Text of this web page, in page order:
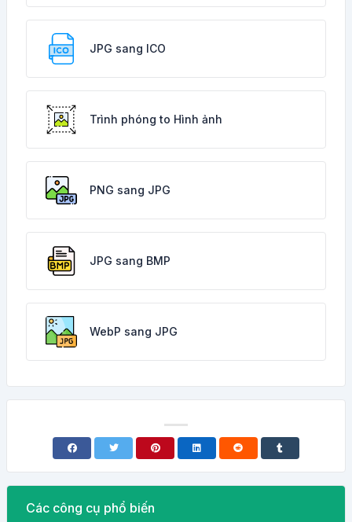
JPG sang ICO
Trình phóng to Hình ảnh
PNG sang JPG
JPG sang BMP
WebP sang JPG
Các công cụ phổ biến